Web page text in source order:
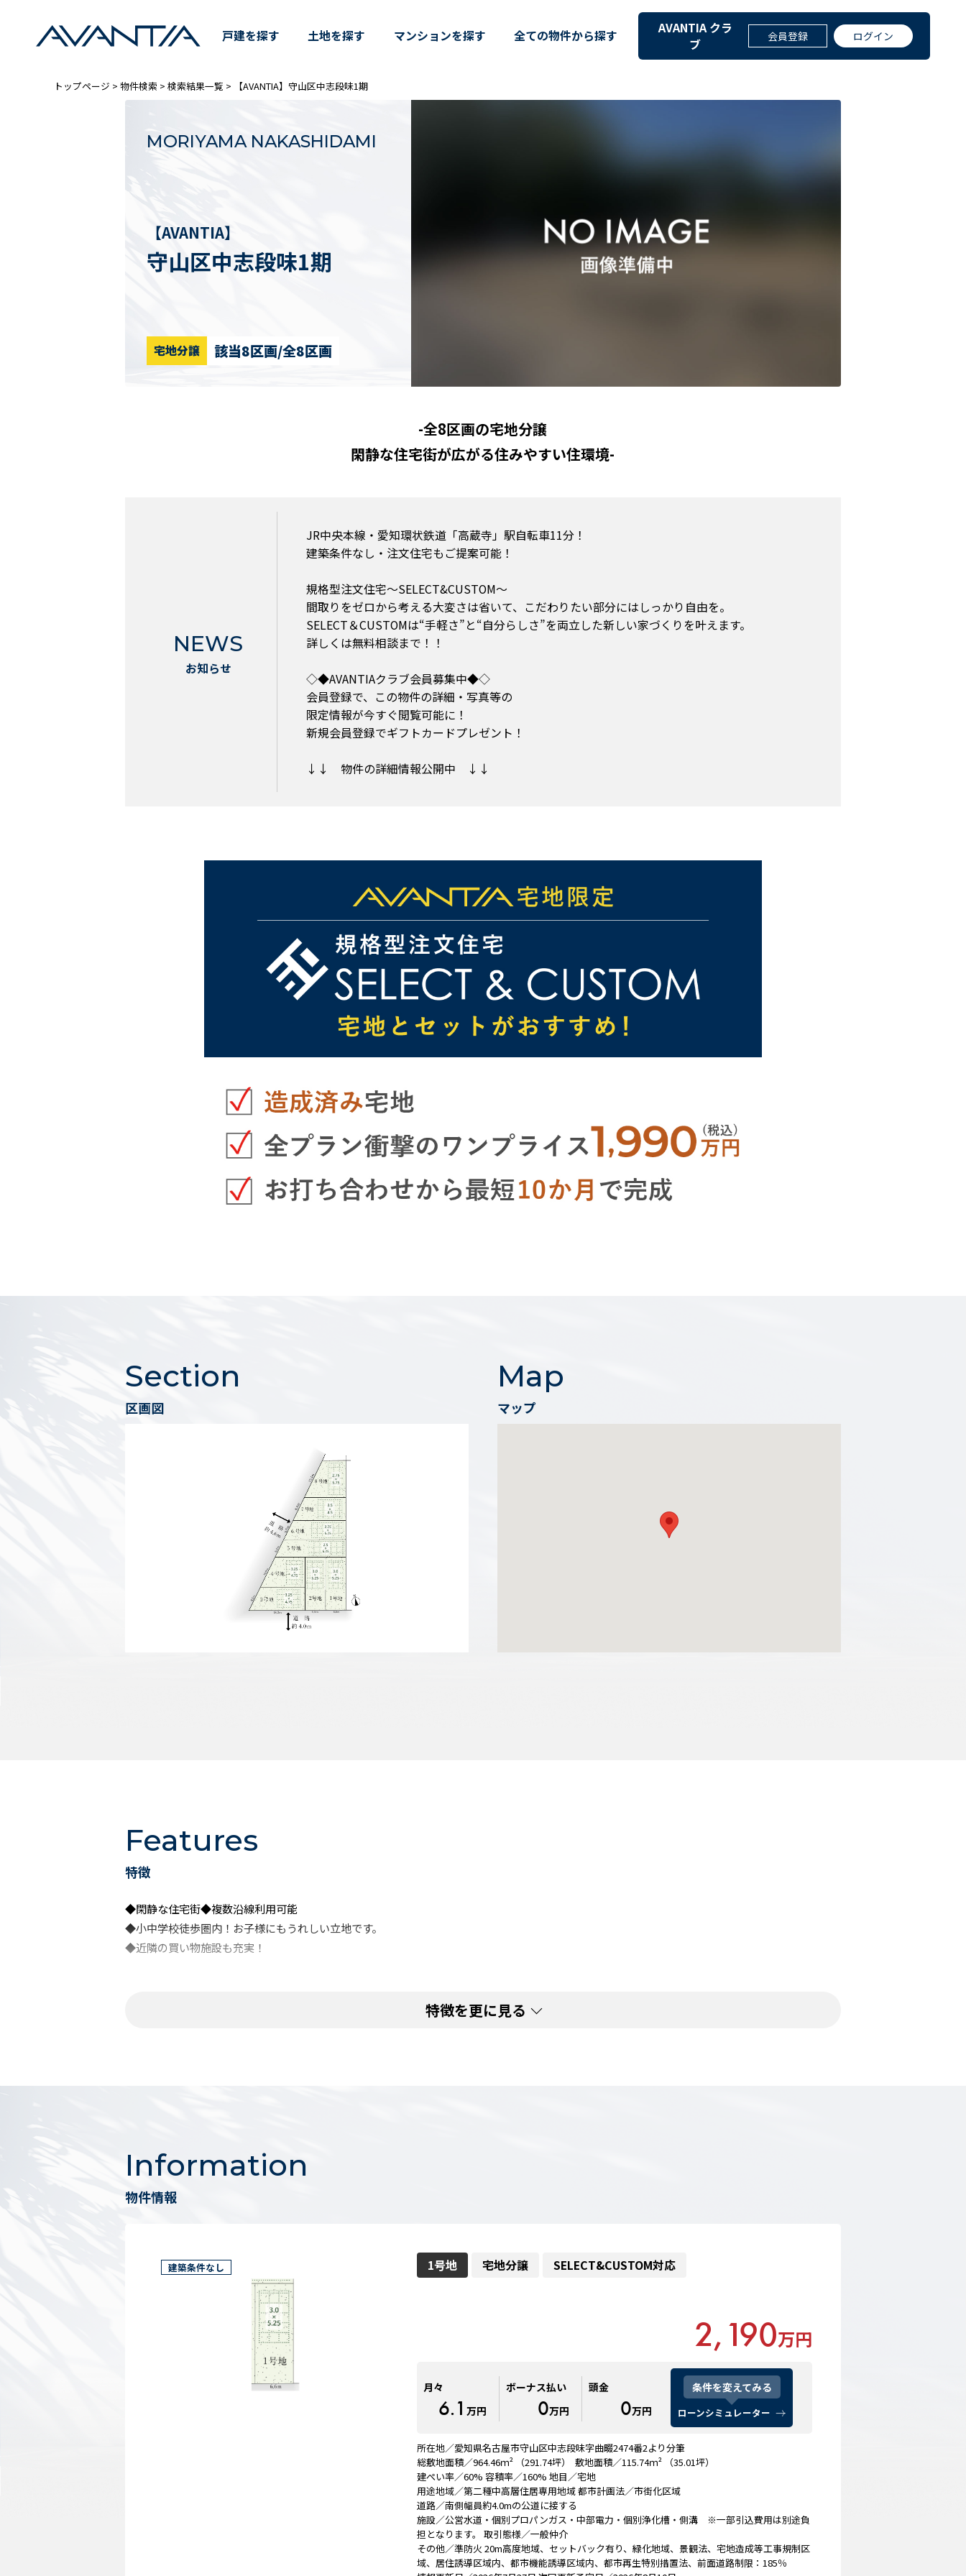
【AVANTIA】守山区中志段味1期（愛知県名古屋市守山区中志段味）の物件情報｜分譲住
戸建を探す 土地を探す マンションを探す 全ての物件から探す
AVANTIA クラ
ブ
会員登録 ログイン
トップページ > 物件検索 > 検索結果一覧 > 【AVANTIA】守山区中志段味1期
MORIYAMA NAKASHIDAMI
【AVANTIA】
守山区中志段味1期
宅地分譲 該当8区画/全8区画
-全8区画の宅地分譲
閑静な住宅街が広がる住みやすい住環境-
NEWS
お知らせ
JR中央本線・愛知環状鉄道「高蔵寺」駅自転車11分！
建築条件なし・注文住宅もご提案可能！
規格型注文住宅～SELECT&CUSTOM～
間取りをゼロから考える大変さは省いて、こだわりたい部分にはしっかり自由を。
SELECT＆CUSTOMは“手軽さ”と“自分らしさ”を両立した新しい家づくりを叶えます。
詳しくは無料相談まで！！
◇◆AVANTIAクラブ会員募集中◆◇
会員登録で、この物件の詳細・写真等の
限定情報が今すぐ閲覧可能に！
新規会員登録でギフトカードプレゼント！
↓↓ 物件の詳細情報公開中 ↓↓
Section
区画図
Map
マップ
Features
特徴
◆閑静な住宅街◆複数沿線利用可能
◆小中学校徒歩圏内！お子様にもうれしい立地です。
◆近隣の買い物施設も充実！
・建物に自分のこだわりを反映させたい方
・建売より注文住宅で家を建てたい方
・お好きなメーカーで建築が可能！
様々な土地のご相談を承ります！
また、AVANTIAでは注文住宅の建築が可能です！
【 建物本体価格 1,990万円(税込)より 】
必要なものが全て揃った注文住宅、コミコミ価格！
建物本体／水回り設備／構造／アフターケア
＋その他費用を含んだオールインワンプライス！
AVANTIAの設計士が早い段階で家づくりに参加することで、
特徴を更に見る
Information
物件情報
建築条件なし 1号地 宅地分譲 SELECT&CUSTOM対応
2,190万円
月々
6.1万円
ボーナス払い
0万円
頭金
0万円
条件を変えてみる
ローンシミュレーター
所在地／愛知県名古屋市守山区中志段味字曲畷2474番2より分筆
総敷地面積／964.46ｍ² （291.74坪） 敷地面積／115.74ｍ² （35.01坪）
建ぺい率／60% 容積率／160% 地目／宅地
用途地域／第二種中高層住居専用地域 都市計画法／市街化区域
道路／南側幅員約4.0mの公道に接する
施設／公営水道・個別プロパンガス・中部電力・個別浄化槽・側溝 ※一部引込費用は別途負
担となります。 取引態様／一般仲介
その他／準防火 20m高度地域、セットバック有り、緑化地域、景観法、宅地造成等工事規制区
域、居住誘導区域内、都市機能誘導区域内、都市再生特別措置法、前面道路制限：185％